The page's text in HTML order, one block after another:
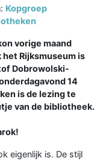
Kopgroep
vorige maand
het Rijksmuseum is
Dobrowolski-
14
is de lezing te
van de bibliotheek.
eigenlijk is. De stijl